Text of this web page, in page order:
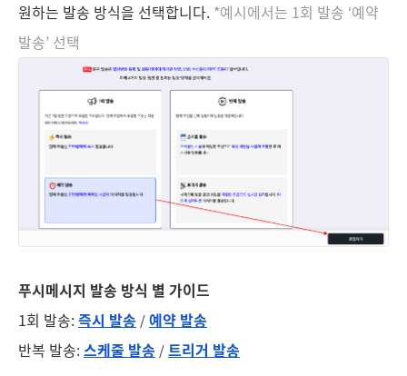
원하는 발송 방식을 선택합니다. *예시에서는 1회 발송 ‘예약
발송’ 선택
푸시메시지 발송 방식 별 가이드
1회 발송:즉시 발송 /예약 발송
반복 발송:스케줄 발송 /트리거 발송